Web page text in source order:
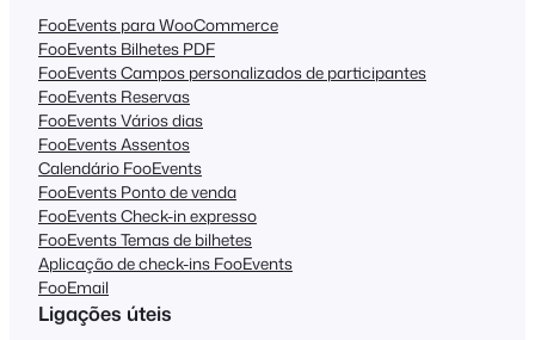
FooEvents para WooCommerce
FooEvents Bilhetes PDF
FooEvents Campos personalizados de participantes
FooEvents Reservas
FooEvents Vários dias
FooEvents Assentos
Calendário FooEvents
FooEvents Ponto de venda
FooEvents Check-in expresso
FooEvents Temas de bilhetes
Aplicação de check-ins FooEvents
FooEmail
Ligações úteis